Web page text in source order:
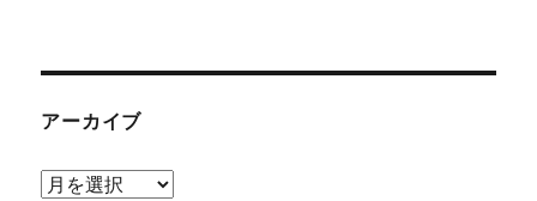
アーカイブ
ア